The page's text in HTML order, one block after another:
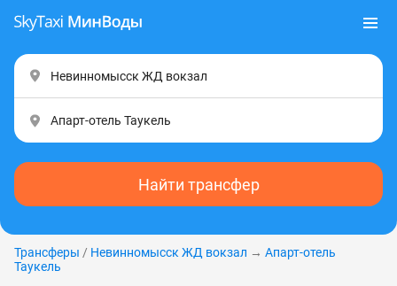
Найти трансфер
Трансферы / Невинномысск ЖД вокзал → Апарт-отель
Таукель